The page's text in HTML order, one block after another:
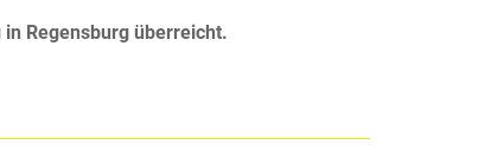
Regensburg überreicht.